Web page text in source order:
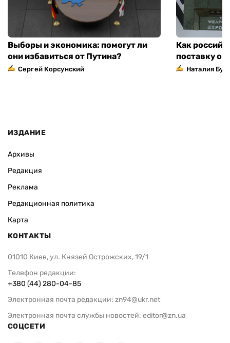
Выборы и экономика: помогут ли
они избавиться от Путина?
Сергей Корсунский
Как
поставку
Наталия
ИЗДАНИЕ
Архивы
Редакция
Реклама
Редакционная политика
Карта
КОНТАКТЫ
01010 Киев, ул. Князей Острожских, 19/1
Телефон редакции:
+380 (44) 280-04-85
Электронная почта редакции: zn94@ukr.net
Электронная почта службы новостей: editor@zn.ua
СОЦСЕТИ